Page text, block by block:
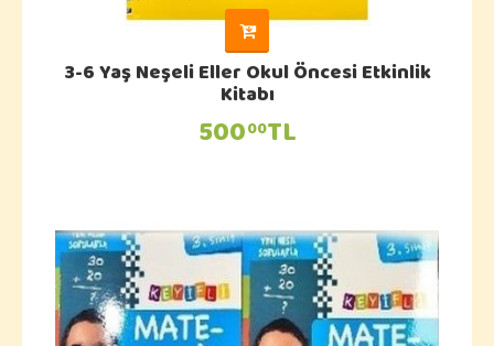
3-6 Yaş Neşeli Eller Okul Öncesi Etkinlik
Kitabı
50000TL